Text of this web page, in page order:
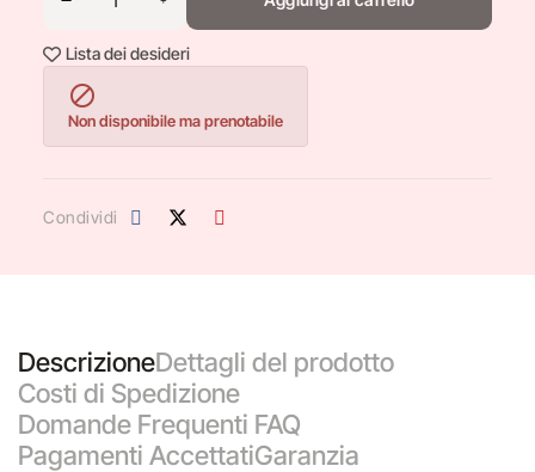
Lista dei desideri

Non disponibile ma prenotabile
Condividi
DescrizioneDettagli del prodotto
Costi di Spedizione
Domande Frequenti FAQ
Pagamenti AccettatiGaranzia